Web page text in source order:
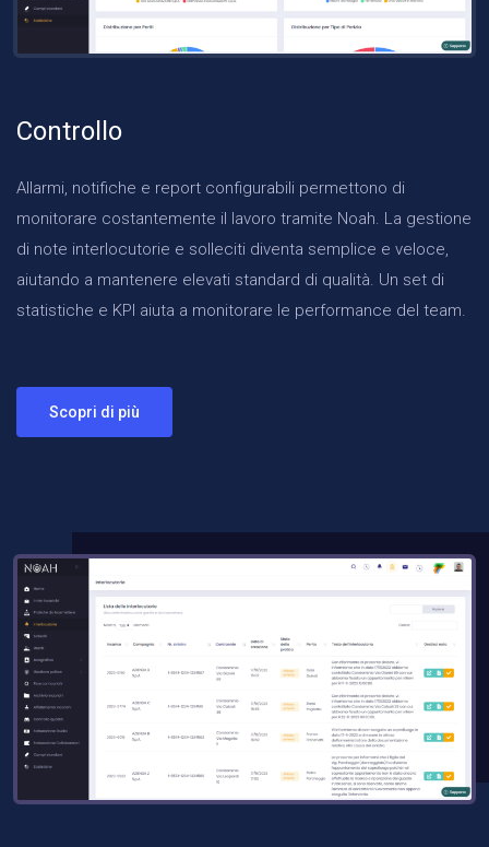
Controllo
Allarmi, notifiche e report configurabili permettono di
monitorare costantemente il lavoro tramite Noah. La gestione
di note interlocutorie e solleciti diventa semplice e veloce,
aiutando a mantenere elevati standard di qualità. Un set di
statistiche e KPI aiuta a monitorare le performance del team.
Scopri di più